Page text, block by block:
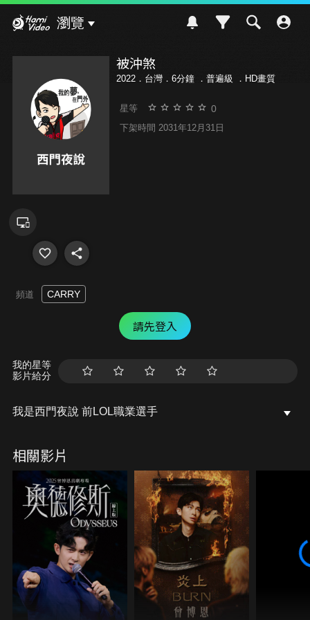
瀏覽
被沖煞
2022．台灣．6分鐘 ． 普遍級 ．HD畫質
星等 0
下架時間 2031年12月31日
頻道 CARRY
請先登入
我的星等
影片給分
我是西門夜說 前LOL職業選手
相關影片